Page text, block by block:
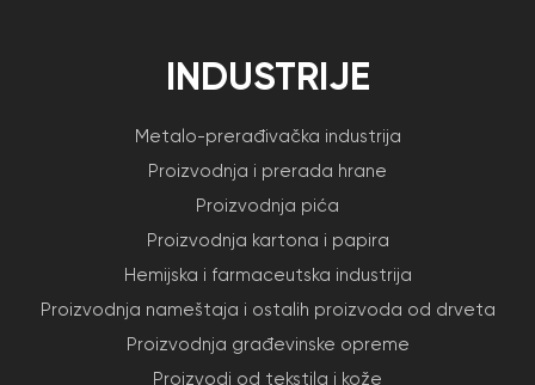
INDUSTRIJE
Metalo-prerađivačka industrija
Proizvodnja i prerada hrane
Proizvodnja pića
Proizvodnja kartona i papira
Hemijska i farmaceutska industrija
Proizvodnja nameštaja i ostalih proizvoda od drveta
Proizvodnja građevinske opreme
Proizvodi od tekstila i kože